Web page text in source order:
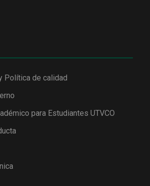
Política de calidad
para Estudiantes UTVCO